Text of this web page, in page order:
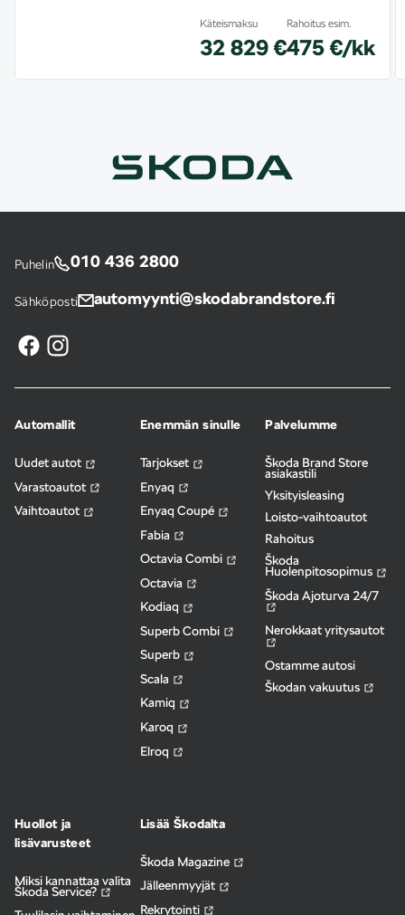
Käteismaksu
32 829 €
Rahoitus esim.
475 €/kk
Puhelin 010 436 2800
Sähköposti automyynti@skodabrandstore.fi
Automallit
Uudet autot
Varastoautot
Vaihtoautot
Enemmän sinulle
Tarjokset
Enyaq
Enyaq Coupé
Fabia
Octavia Combi
Octavia
Kodiaq
Superb Combi
Superb
Scala
Kamiq
Karoq
Elroq
Palvelumme
Škoda Brand Store
asiakastili
Yksityisleasing
Loisto-vaihtoautot
Rahoitus
Škoda
Huolenpitosopimus
Škoda Ajoturva 24/7
Nerokkaat yritysautot
Ostamme autosi
Škodan vakuutus
Huollot ja
lisävarusteet
Miksi kannattaa valita
Škoda Service?
Lisää Škodalta
Škoda Magazine
Jälleenmyyjät
Rekrytointi